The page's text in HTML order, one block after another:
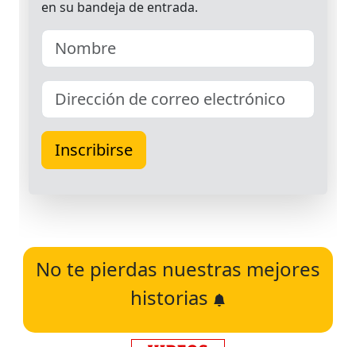
No te pierdas nuestras mejores
historias